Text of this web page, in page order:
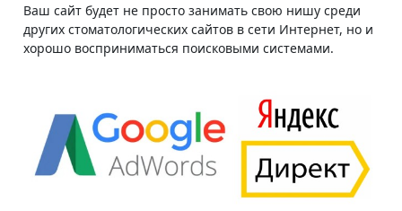
Ваш сайт будет не просто занимать свою нишу среди
других стоматологических сайтов в сети Интернет, но и
хорошо восприниматься поисковыми системами.